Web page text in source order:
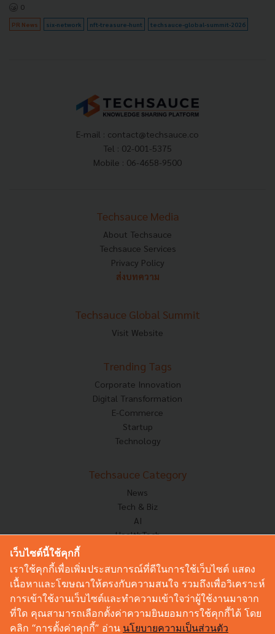
0
PR News six-network nft-treasure-hunt techsauce-global-summit-2026
E-mail : contact@techsauce.co
Tel : 02-001-5375
Mobile : 06-4658-9500
Techsauce Media
About Techsauce
Techsauce Services
Privacy Policy
ส่งบทความ
Techsauce Global Summit
Visit Website
Trending Tags
Corporate Innovation
Digital Transformation
E-Commerce
Startup
Technology
Techsauce Category
News
Tech & Biz
AI
HealthTech
Corp Innov
Saucy Thoughts
Sustainable
Videos
เว็บไซต์นี้ใช้คุกกี้
เราใช้คุกกี้เพื่อเพิ่มประสบการณ์ที่ดีในการใช้เว็บไซต์ แสดง
เนื้อหาและโฆษณาให้ตรงกับความสนใจ รวมถึงเพื่อวิเคราะห์
การเข้าใช้งานเว็บไซต์และทำความเข้าใจว่าผู้ใช้งานมาจาก
ที่ใด คุณสามารถเลือกตั้งค่าความยินยอมการใช้คุกกี้ได้ โดย
คลิก “การตั้งค่าคุกกี้” อ่าน นโยบายความเป็นส่วนตัว